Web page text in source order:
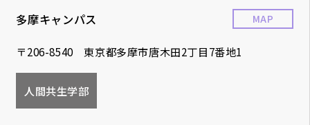
多摩キャンパス
〒206-8540 東京都多摩市唐木田2丁目7番地1
MAP
人間共生学部